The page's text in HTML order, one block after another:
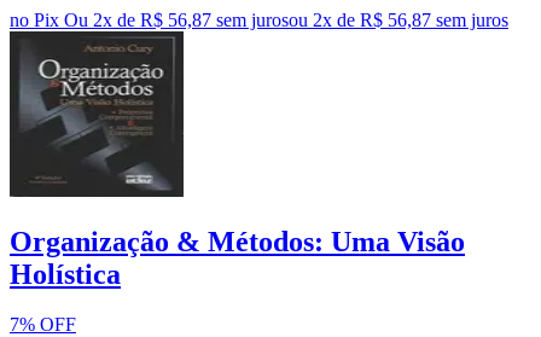
no Pix Ou 2x de R$ 56,87 sem jurosou 2x de R$ 56,87 sem juros
Organização & Métodos: Uma Visão
Holística
7% OFF